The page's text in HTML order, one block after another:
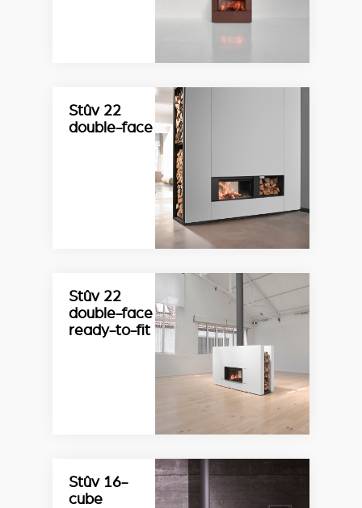
Stûv 22
double-face
Stûv 22
double-face
ready-to-fit
Stûv 16-
cube